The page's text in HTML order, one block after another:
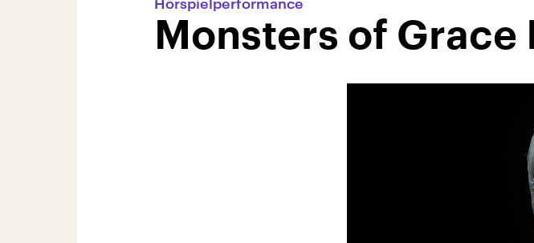
Monsters of Grace II